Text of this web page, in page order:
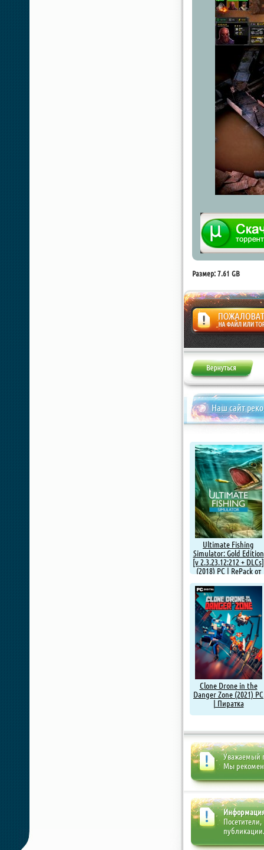
Размер: 7.61 GB
Жалоба
Наш сайт
Ultimate Fishing
Simulator: Gold Edition
[v 2.3.23.12:212 + DLCs]
(2018) PC | RePack от
Clone Drone in the
Danger Zone (2021) PC
| Пиратка
Уважаемый
Мы
публикации.